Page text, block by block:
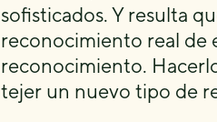
sofisticados. Y resulta
reconocimiento real de
reconocimiento.
tejer un nuevo tipo de